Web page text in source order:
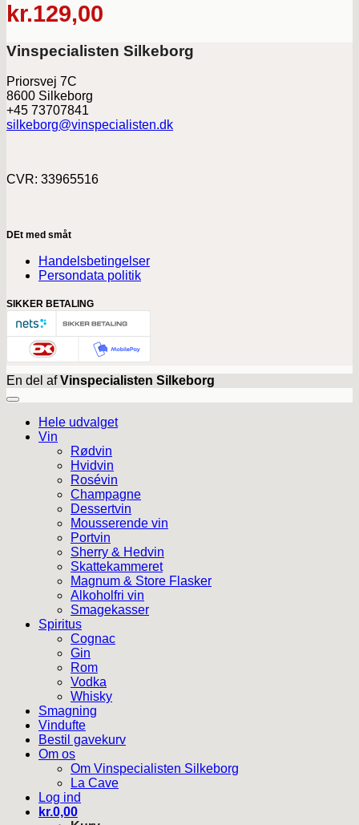
kr.129,00
Vinspecialisten Silkeborg
Priorsvej 7C
8600 Silkeborg
+45 73707841
silkeborg@vinspecialisten.dk
CVR: 33965516
DEt med småt
Handelsbetingelser
Persondata politik
SIKKER BETALING
En del afVinspecialisten Silkeborg
Hele udvalget
Vin
Rødvin
Hvidvin
Rosévin
Champagne
Dessertvin
Mousserende vin
Portvin
Sherry & Hedvin
Skattekammeret
Magnum & Store Flasker
Alkoholfri vin
Smagekasser
Spiritus
Cognac
Gin
Rom
Vodka
Whisky
Smagning
Vindufte
Bestil gavekurv
Om os
Om Vinspecialisten Silkeborg
La Cave
Log ind
kr.0,00